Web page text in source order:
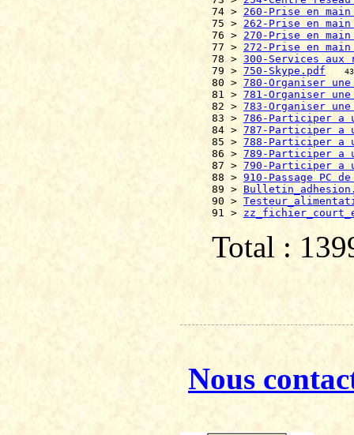
74 > 260-Prise en
75 > 262-Prise en
76 > 270-Prise en
77 > 272-Prise en
78 > 300-Services
79 > 750-Skype.pdf
80 > 780-Organiser
81 > 781-Organiser
82 > 783-Organiser
83 > 786-Participer a
84 > 787-Participer a
85 > 788-Participer a
86 > 789-Participer a
87 > 790-Participer a
88 > 910-Passage PC
89 >
90 >
91 >
Total :
Nous